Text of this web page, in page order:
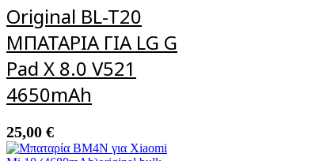
Original BL-T20
ΜΠΑΤΑΡΙΑ ΓΙΑ LG G
Pad X 8.0 V521
4650mAh
25,00 €